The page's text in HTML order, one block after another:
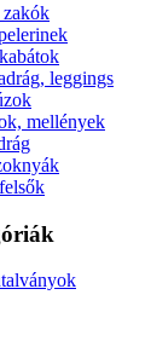
leggings
mellények